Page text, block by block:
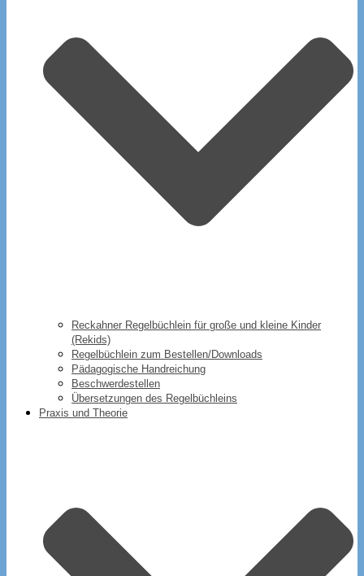
Reckahner Regelbüchlein für große und kleine Kinder
(Rekids)
Regelbüchlein zum Bestellen/Downloads
Pädagogische Handreichung
Beschwerdestellen
Übersetzungen des Regelbüchleins
Praxis und Theorie